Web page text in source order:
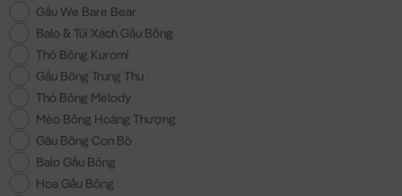
Gấu We Bare Bear
Balo & Túi Xách Gấu Bông
Thỏ Bông Kuromi
Gấu Bông Trung Thu
Thỏ Bông Melody
Mèo Bông Hoàng Thượng
Gấu Bông Con Bò
Balo Gấu Bông
Hoa Gấu Bông